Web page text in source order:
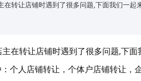
在转让店铺时遇到了很多问题,下面我们一
在转让店铺时遇到了很多问题,下
个人店铺转让，个体户店铺转让，